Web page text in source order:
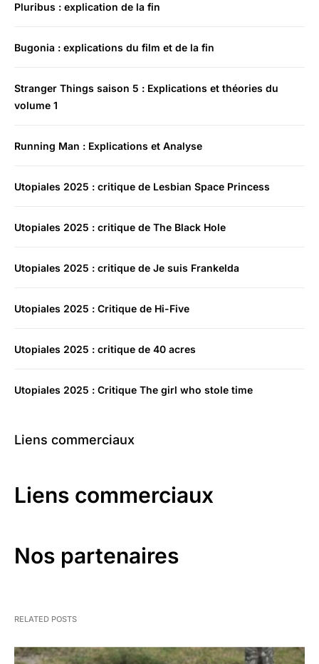
Pluribus : explication de la fin
Bugonia : explications du film et de la fin
Stranger Things saison 5 : Explications et théories du
volume 1
Running Man : Explications et Analyse
Utopiales 2025 : critique de Lesbian Space Princess
Utopiales 2025 : critique de The Black Hole
Utopiales 2025 : critique de Je suis Frankelda
Utopiales 2025 : Critique de Hi-Five
Utopiales 2025 : critique de 40 acres
Utopiales 2025 : Critique The girl who stole time
Liens commerciaux
Liens commerciaux
Nos partenaires
RELATED POSTS